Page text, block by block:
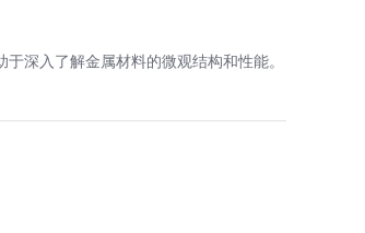
深入了解金属材料的微观结构和性能。